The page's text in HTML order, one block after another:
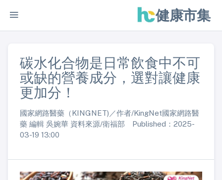
健康市集
碳水化合物是日常飲食中不可
或缺的營養成分，選對讓健康
更加分！
國家網路醫藥（KINGNET)／作者/KingNet國家網路醫
藥 編輯 吳婉華 資料來源/衛福部 Published：2025-
03-19 13:00